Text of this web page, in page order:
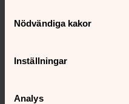
Nödvändiga kakor
Inställningar
Analys